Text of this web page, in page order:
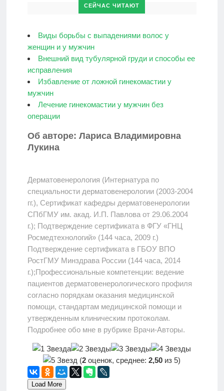
СЕЙЧАС ЧИТАЮТ
Виды борьбы с выпадениями волос у
женщин и у мужчин
Внешний вид тубулярной груди и способы ее
исправления
Избавление от ложной гинекомастии у
мужчин
Лечение гинекомастии у мужчин без
операции
Об авторе: Лариса Владимировна
Лукина
Дерматовенерология (Интернатура по
специальности дерматовенерологии (2003-2004
гг.), Сертификат кафедры дерматовенерологии
СПбГМУ им. акад. И.П. Павлова от 29.06.2004
г.); Подтверждение сертификата в ФГУ «ГНЦ
Росмедтехнологий» (144 часа, 2009 г.)
Подтверждение сертификата в ГБОУ ВПО
РостГМУ Минздрава России (144 часа, 2014
г.);Профессиональные компетенции: ведение
пациентов дерматовенерологического профиля
согласно порядкам оказания медицинской
помощи, стандартам медицинской помощи и
утвержденным клиническим протоколам.
Подробнее обо мне в рубрике Врачи-Авторы.
(2 оценок, среднее:2,50 из 5)
Load More